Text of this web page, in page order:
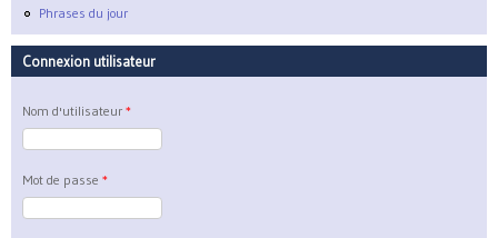
Phrases du jour
Connexion utilisateur
Nom d'utilisateur *
Mot de passe *